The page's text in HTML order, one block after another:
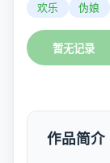
欢乐 伪娘
暂无记录
作品简介